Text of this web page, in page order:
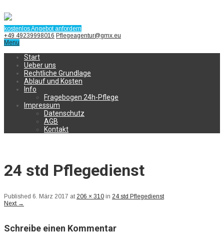
kostenlos Angebot anfordern
+49 49239998016 Pflegeagentur@gmx.eu
Menu
Start
Ueber uns
Rechtliche Grundlage
Ablauf und Kosten
Info
Fragebogen 24h-Pflege
Impressum
Datenschutz
AGB
Kontakt
24 std Pflegedienst
Published 6. März 2017 at206 × 310 in 24 std Pflegedienst
Next →
Schreibe einen Kommentar